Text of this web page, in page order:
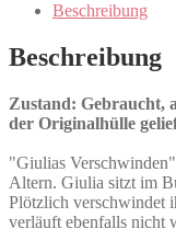
Beschreibung
Beschreibung
Zustand: Gebraucht,
der Originalhülle
"Giulias
Altern. Giulia sitzt im
Plötzlich verschwindet
verläuft ebenfalls nicht